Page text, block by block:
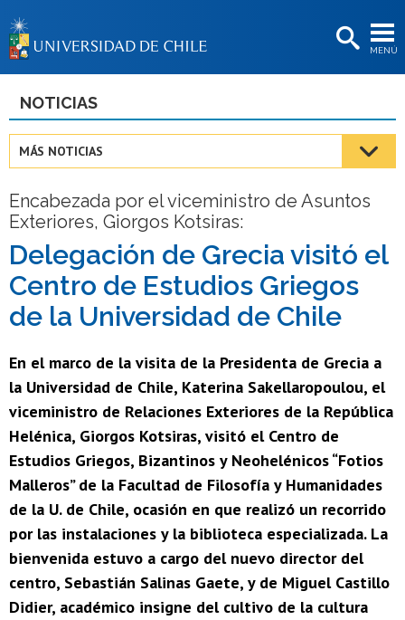
MENÚ
BIBLIOTECAS
Estudiantes
Académicas/os
Funcionarias/os
Egresadas/os
NOTICIAS
MÁS NOTICIAS
Encabezada por el viceministro de Asuntos
Exteriores, Giorgos Kotsiras:
Delegación de Grecia visitó el
Centro de Estudios Griegos
de la Universidad de Chile
En el marco de la visita de la Presidenta de Grecia a
la Universidad de Chile, Katerina Sakellaropoulou, el
viceministro de Relaciones Exteriores de la República
Helénica, Giorgos Kotsiras, visitó el Centro de
Estudios Griegos, Bizantinos y Neohelénicos “Fotios
Malleros” de la Facultad de Filosofía y Humanidades
de la U. de Chile, ocasión en que realizó un recorrido
por las instalaciones y la biblioteca especializada. La
bienvenida estuvo a cargo del nuevo director del
centro, Sebastián Salinas Gaete, y de Miguel Castillo
Didier, académico insigne del cultivo de la cultura